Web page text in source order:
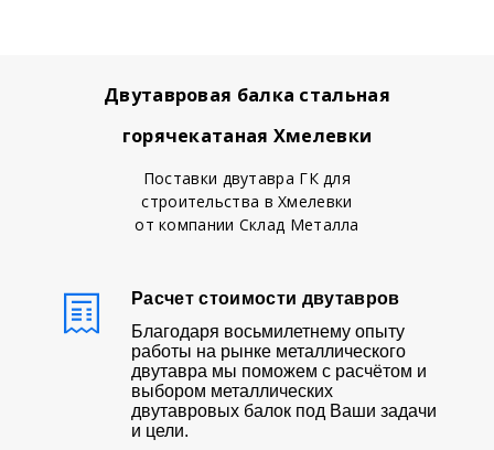
Двутавровая балка стальная
горячекатаная Хмелевки
Поставки двутавра ГК для
строительства в Хмелевки
от компании Склад Металла
Расчет стоимости двутавров
Благодаря восьмилетнему опыту
работы на рынке металлического
двутавра мы поможем с расчётом и
выбором металлических
двутавровых балок под Ваши задачи
и цели.